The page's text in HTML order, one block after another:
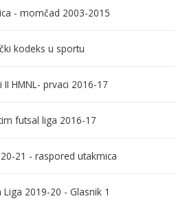
- momčad 2003-2015
kodeks u sportu
II HMNL- prvaci 2016-17
futsal liga 2016-17
21 - raspored utakmica
2019-20 - Glasnik 1